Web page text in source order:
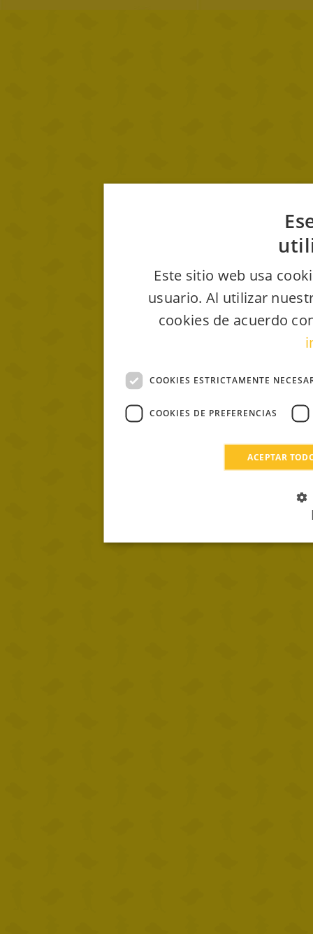
Este sitio web usa
usuario. Al utilizar
cookies de acuerdo
COOKIES ESTRICTAMENTE
COOKIES DE PREFERENCIAS
ACEPTAR